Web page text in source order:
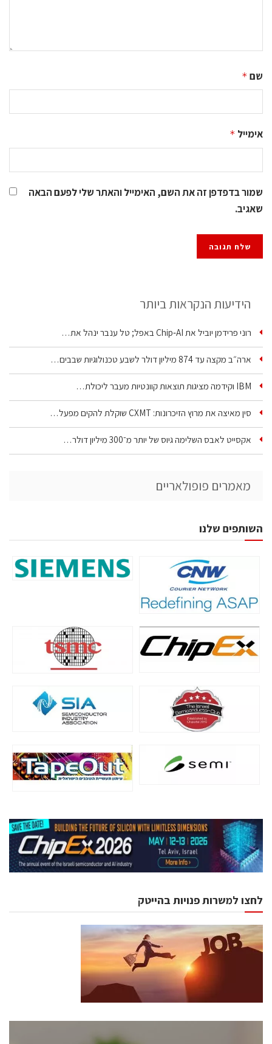
שם *
אימייל *
שמור בדפדפן זה את השם, האימייל והאתר שלי לפעם הבאה
שאגיב.
הידיעות הנקראות ביותר
רוני פרידמן יוביל את Chip‑AI באפל; טל ענבר ינהל את…
ארה״ב מקצה עד 874 מיליון דולר לשבע טכנולוגיות שבבים…
IBM וקידמה מציגות תוצאות קוונטיות מעבר ליכולת…
סין מאיצה את מרוץ הזיכרונות: CXMT שוקלת להקים מפעל…
אקסייט לאבס השלימה גיוס של יותר מ־300 מיליון דולר…
מאמרים פופולאריים
השותפים שלנו
לחצו למשרות פנויות בהייטק